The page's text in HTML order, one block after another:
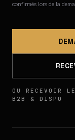
confirmés lors de la
OU RECEVOIR
B2B & DISPO